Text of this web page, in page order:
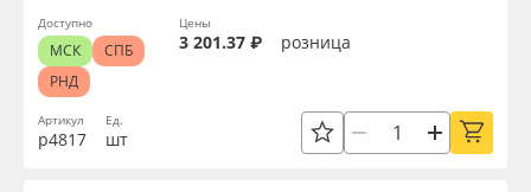
Артикул
р4817
Ед.
шт
Цены
3 201.37 ₽ розница
Доступно
МСК
СПБ
РНД